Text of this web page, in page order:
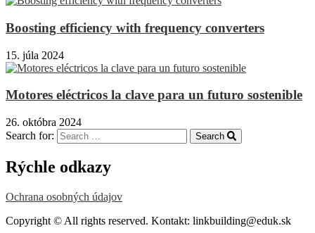
Boosting efficiency with frequency converters
15. júla 2024
Motores eléctricos la clave para un futuro sostenible
26. októbra 2024
Search for:
Search
Rýchle odkazy
Ochrana osobných údajov
Copyright © All rights reserved. Kontakt: linkbuilding@eduk.sk